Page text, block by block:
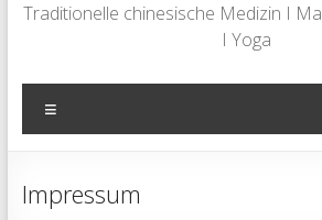
Traditionelle chinesische Medizin I
I Yoga
Impressum